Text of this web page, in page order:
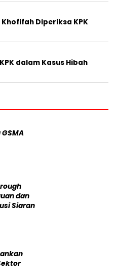
Diperiksa KPK
dalam Kasus Hibah
dan
Siaran